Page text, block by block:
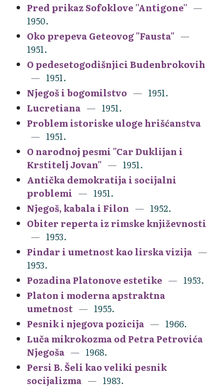
Pred prikaz Sofoklove ''Antigone''
1950.
Oko prepeva Geteovog "Fausta"
1951.
O pedesetogodišnjici Budenbrokovih
1951.
Njegoš i bogomilstvo
1951.
Lucretiana
1951.
Problem istoriske uloge hrišćanstva
1951.
O narodnoj pesmi "Car Duklijan i
Krstitelj Jovan"
1951.
Antička demokratija i socijalni
problemi
1951.
Njegoš, kabala i Filon
1952.
Obiter reperta iz rimske književnosti
1953.
Pindar i umetnost kao lirska vizija
1953.
Pozadina Platonove estetike
1953.
Platon i moderna apstraktna
umetnost
1955.
Pesnik i njegova pozicija
1966.
Luča mikrokozma od Petra Petrovića
Njegoša
1968.
Persi B. Šeli kao veliki pesnik
socijalizma
1983.